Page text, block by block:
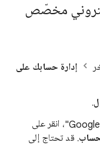
مخصّص
إدارة حسابك على
.
. قد تحتاج إلى